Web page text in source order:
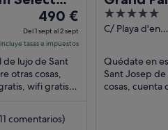
Inclusive
El
precio
es
de
490 €
por
del
490 €
Del 1 sept al 2 sept
incluye tasas e impuestos
lujo de Sant
otras cosas,
wifi gratis y
comentarios)
Island
Inclusive
5
out
5
C/ Playa d'en
Ibiza
Quédate en
Sant Josep de
cosas, cuenta